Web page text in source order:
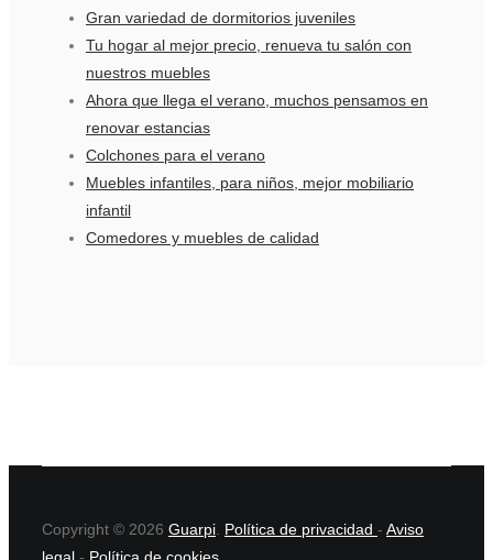
Gran variedad de dormitorios juveniles
Tu hogar al mejor precio, renueva tu salón con
nuestros muebles
Ahora que llega el verano, muchos pensamos en
renovar estancias
Colchones para el verano
Muebles infantiles, para niños, mejor mobiliario
infantil
Comedores y muebles de calidad
Copyright © 2026 Guarpi Política de privacidad - Aviso